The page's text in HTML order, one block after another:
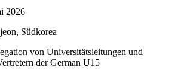
2026
Südkorea
von Universitätsleitungen und
der German U15